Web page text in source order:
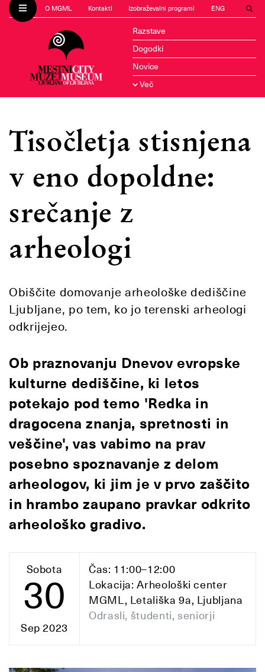
O MGML Kontakti Izobraževalni programi ENG
Razstave
Dogodki
Novice
Več
Tisočletja stisnjena
v eno dopoldne:
srečanje z
arheologi
Obiščite domovanje arheološke dediščine
Ljubljane, po tem, ko jo terenski arheologi
odkrijejeo.
Ob praznovanju Dnevov evropske
kulturne dediščine, ki letos
potekajo pod temo 'Redka in
dragocena znanja, spretnosti in
veščine', vas vabimo na prav
posebno spoznavanje z delom
arheologov, ki jim je v prvo zaščito
in hrambo zaupano pravkar odkrito
arheološko gradivo.
Sobota
30
Sep 2023
Čas: 11:00–12:00
Lokacija: Arheološki center
MGML, Letališka 9a, Ljubljana
Odrasli, študenti, seniorji